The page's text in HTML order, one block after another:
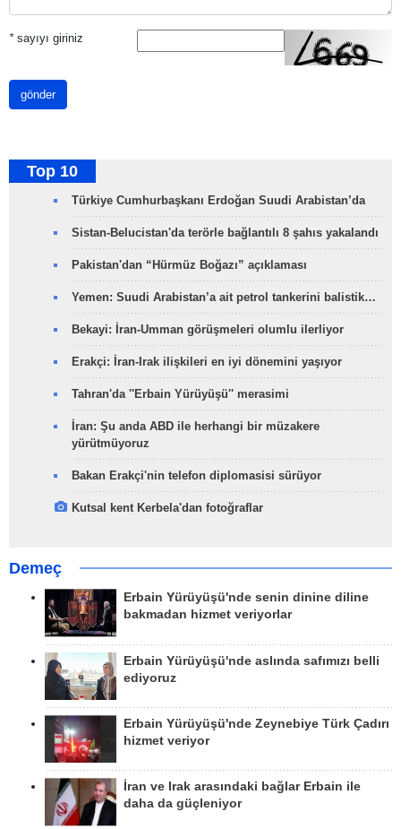
*sayıyı giriniz
gönder
Top 10
Türkiye Cumhurbaşkanı Erdoğan Suudi Arabistan’da
Sistan-Belucistan'da terörle bağlantılı 8 şahıs yakalandı
Pakistan'dan “Hürmüz Boğazı” açıklaması
Yemen: Suudi Arabistan’a ait petrol tankerini balistik…
Bekayi: İran-Umman görüşmeleri olumlu ilerliyor
Erakçi: İran-Irak ilişkileri en iyi dönemini yaşıyor
Tahran'da ''Erbain Yürüyüşü'' merasimi
İran: Şu anda ABD ile herhangi bir müzakere
yürütmüyoruz
Bakan Erakçi'nin telefon diplomasisi sürüyor
Kutsal kent Kerbela'dan fotoğraflar
Demeç
Erbain Yürüyüşü'nde senin dinine diline
bakmadan hizmet veriyorlar
Erbain Yürüyüşü'nde aslında safımızı belli
ediyoruz
Erbain Yürüyüşü'nde Zeynebiye Türk Çadırı
hizmet veriyor
İran ve Irak arasındaki bağlar Erbain ile
daha da güçleniyor